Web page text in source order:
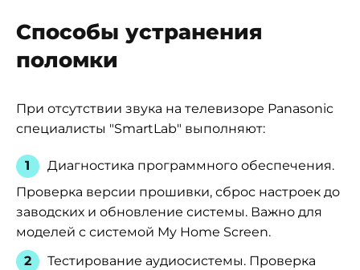
Способы устранения
поломки
При отсутствии звука на телевизоре Panasonic
специалисты "SmartLab" выполняют:
Диагностика программного обеспечения.
Проверка версии прошивки, сброс настроек до
заводских и обновление системы. Важно для
моделей с системой My Home Screen.
Тестирование аудиосистемы. Проверка